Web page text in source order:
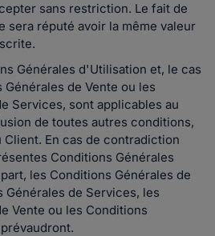
sans restriction. Le fait de
sera réputé avoir la même valeur
Générales d'Utilisation et, le cas
de Vente ou les
Services, sont applicables au
de toutes autres conditions,
En cas de contradiction
Conditions Générales
les Conditions Générales de
Générales de Services, les
Vente ou les Conditions